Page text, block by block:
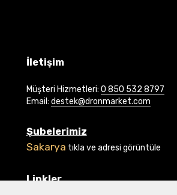
İletişim
Müşteri Hizmetleri: 0 850 532 8797
Email: destek@dronmarket.com
Şubelerimiz
Sakarya tıkla ve adresi görüntüle
Linkler